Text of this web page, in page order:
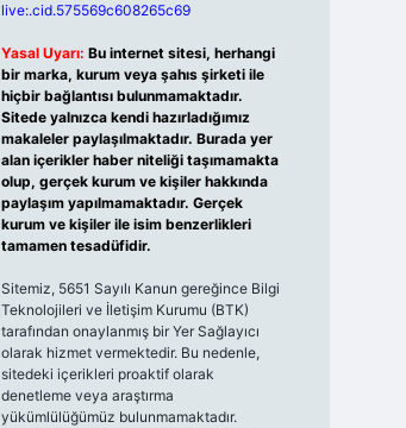
live:.cid.575569c608265c69
Yasal Uyarı: Bu internet sitesi, herhangi
bir marka, kurum veya şahıs şirketi ile
hiçbir bağlantısı bulunmamaktadır.
Sitede yalnızca kendi hazırladığımız
makaleler paylaşılmaktadır. Burada yer
alan içerikler haber niteliği taşımamakta
olup, gerçek kurum ve kişiler hakkında
paylaşım yapılmamaktadır. Gerçek
kurum ve kişiler ile isim benzerlikleri
tamamen tesadüfidir.
Sitemiz, 5651 Sayılı Kanun gereğince Bilgi
Teknolojileri ve İletişim Kurumu (BTK)
tarafından onaylanmış bir Yer Sağlayıcı
olarak hizmet vermektedir. Bu nedenle,
sitedeki içerikleri proaktif olarak
denetleme veya araştırma
yükümlülüğümüz bulunmamaktadır.